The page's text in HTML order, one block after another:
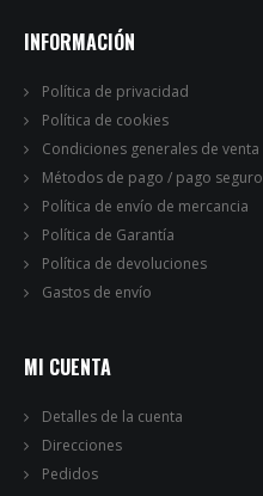
INFORMACIÓN
Política de privacidad
Política de cookies
Condiciones generales de venta
Métodos de pago / pago seguro
Política de envío de mercancia
Política de Garantía
Política de devoluciones
Gastos de envío
MI CUENTA
Detalles de la cuenta
Direcciones
Pedidos